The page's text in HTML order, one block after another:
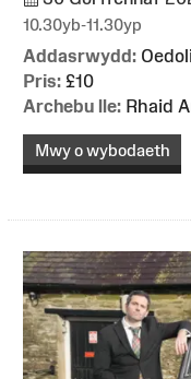
10.30yb-11.30yp
Addasrwydd:
Pris: £10
Archebu lle: Rhaid
Mwy o wybodaeth